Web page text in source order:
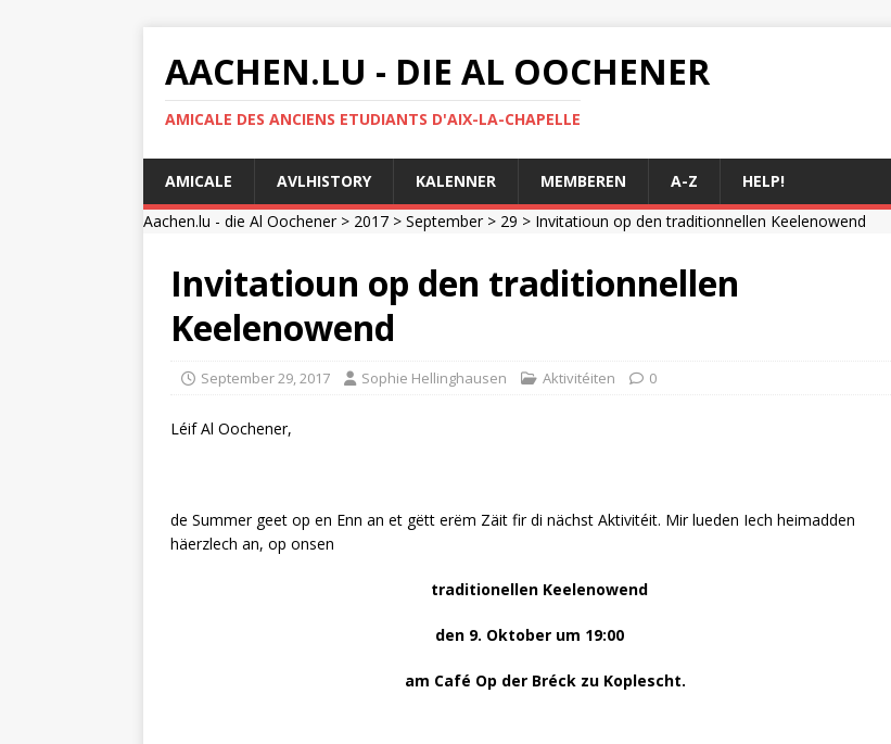
AACHEN.LU - DIE AL OOCHENER
AMICALE DES ANCIENS ETUDIANTS D'AIX-LA-CHAPELLE
AMICALE AVLHISTORY KALENNER MEMBEREN A-Z
HELP!
Aachen.lu - die Al Oochener> 2017 > September> 29 > Invitatioun op den traditionnellen Keelenowend
Invitatioun op den traditionnellen
Keelenowend
September 29, 2017 Sophie Hellinghausen Aktivitéiten 0
Léif Al Oochener,
de Summer geet op en Enn an et gëtt erëm Zäit fir di nächst Aktivitéit. Mir lueden Iech heimadden
häerzlech an, op onsen
traditionellen Keelenowend
den 9. Oktober um 19:00
am Café Op der Bréck zu Koplescht.